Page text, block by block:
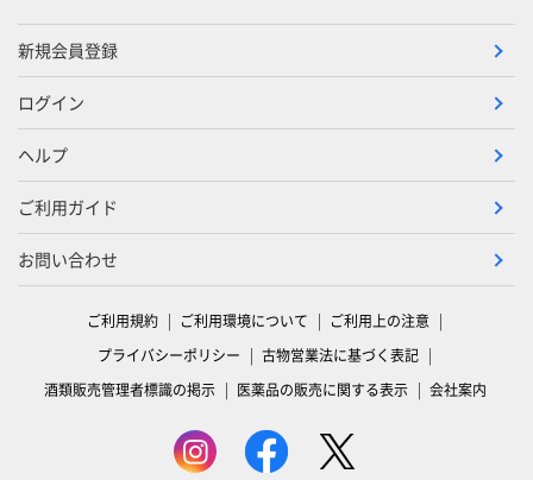
新規会員登録
ログイン
ヘルプ
ご利用ガイド
お問い合わせ
ご利用規約 ご利用環境について
ご利用上の注意
プライバシーポリシー
古物営業法に基づく表記
酒類販売管理者標識の掲示
医薬品の販売に関する表示 会社案内